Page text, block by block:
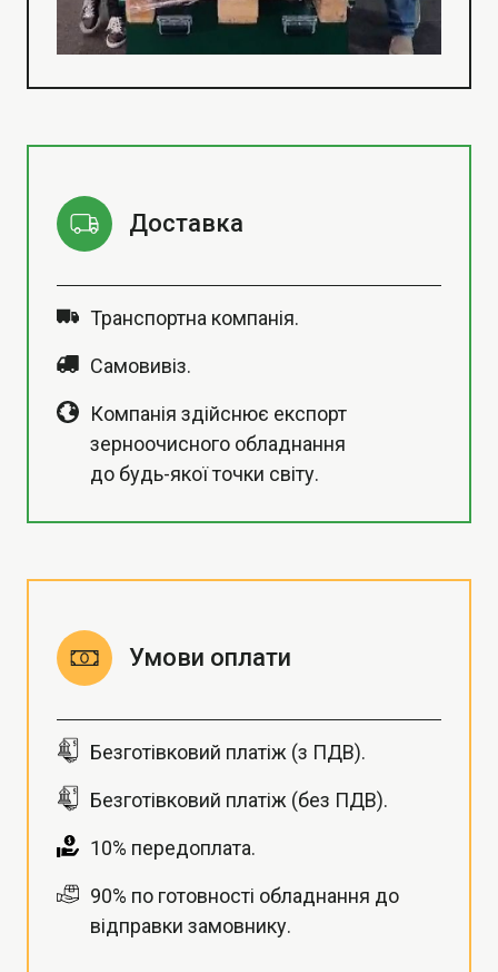
Доставка
Транспортна компанія.
Самовивіз.
Компанія здійснює експорт
зерноочисного обладнання
до будь-якої точки світу.
Умови оплати
Безготівковий платіж (з ПДВ).
Безготівковий платіж (без ПДВ).
10% передоплата.
90% по готовності обладнання до
відправки замовнику.